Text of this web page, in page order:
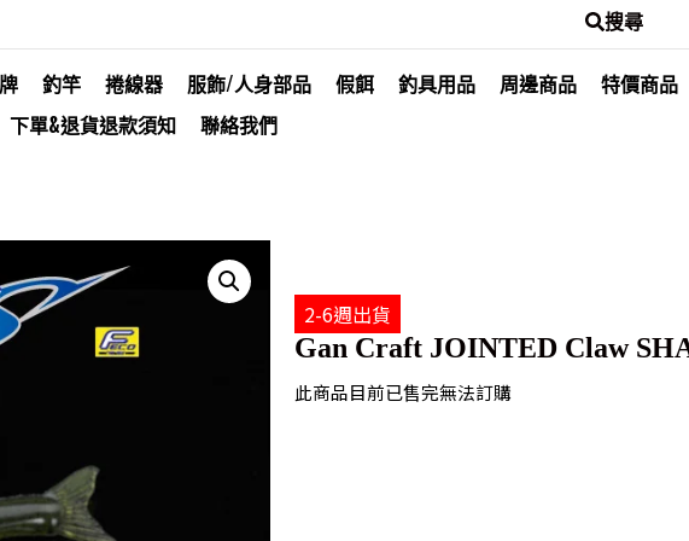
搜尋
釣竿 捲線器 服飾/人身部品 假餌 釣具用品 周邊商品
特價商品
下單&退貨退款須知
聯絡我們
2-6週出貨
Gan Craft JOINTED Claw
此商品目前已售完無法訂購